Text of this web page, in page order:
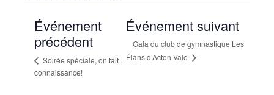
Événement
précédent
Soirée spéciale, on fait
connaissance!
Événement suivant
Gala du club de gymnastique Les
Élans d’Acton Vale